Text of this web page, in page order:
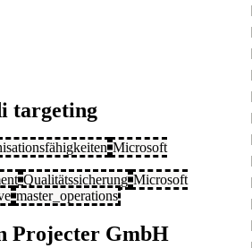
targeting
Microsoft
Qualitätssicherung Microsoft
master_operations
Projecter GmbH